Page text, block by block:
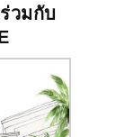
วมกับ